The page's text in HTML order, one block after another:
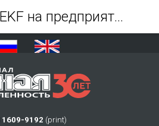
1609-9192 (print)
Продукция EKF на предприятиях горной промышленности - Журнал Горная промышленность